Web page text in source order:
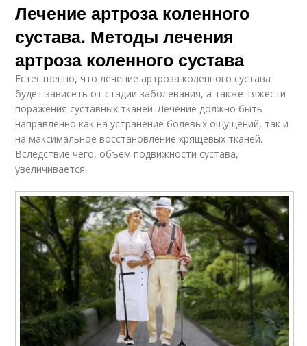
Лечение артроза коленного
сустава. Методы лечения
артроза коленного сустава
Естественно, что лечение артроза коленного сустава
будет зависеть от стадии заболевания, а также тяжести
поражения суставных тканей. Лечение должно быть
направленно как на устранение болевых ощущений, так и
на максимальное восстановление хрящевых тканей.
Вследствие чего, объем подвижности сустава,
увеличивается.